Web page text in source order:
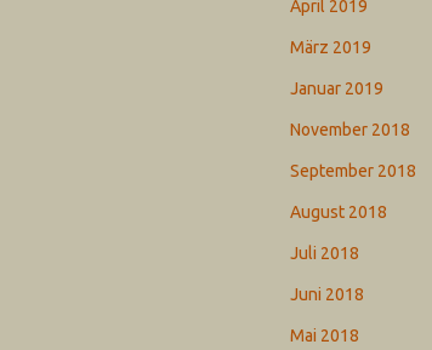
April 2019
März 2019
Januar 2019
November 2018
September 2018
August 2018
Juli 2018
Juni 2018
Mai 2018